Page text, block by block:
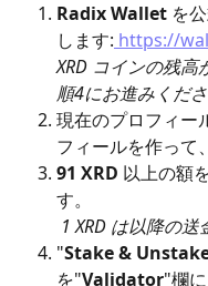
Radix Wallet を
します: https://
XRD コインの残
順4にお進みくださ
現在のプロフィー
フィールを作って
91 XRD 以上の額
す。
1 XRD は以降の
"Stake &
を"Validator"欄